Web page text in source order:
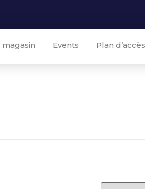
magasin Events Plan d’accès